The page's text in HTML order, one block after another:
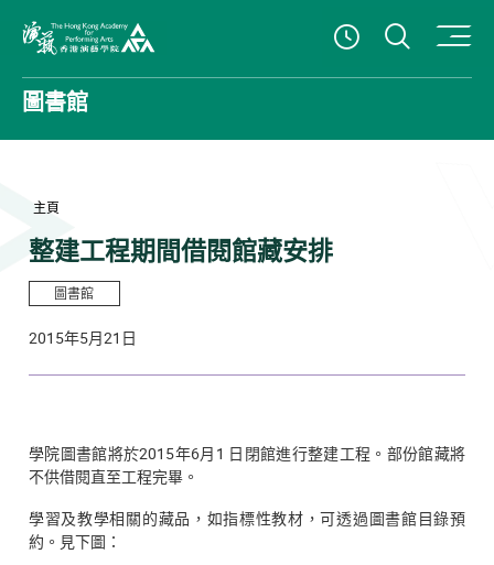
查看開放時
打開
圖書館
主頁
整建工程期間借閱館藏安排
圖書館
2015年5月21日
學院圖書館將於2015年6月1 日閉館進行整建工程。部份館藏將
不供借閱直至工程完畢。
學習及教學相關的藏品，如指標性教材，可透過圖書館目錄預
約。見下圖：